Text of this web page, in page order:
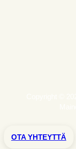
OTA YHTEYTTÄ